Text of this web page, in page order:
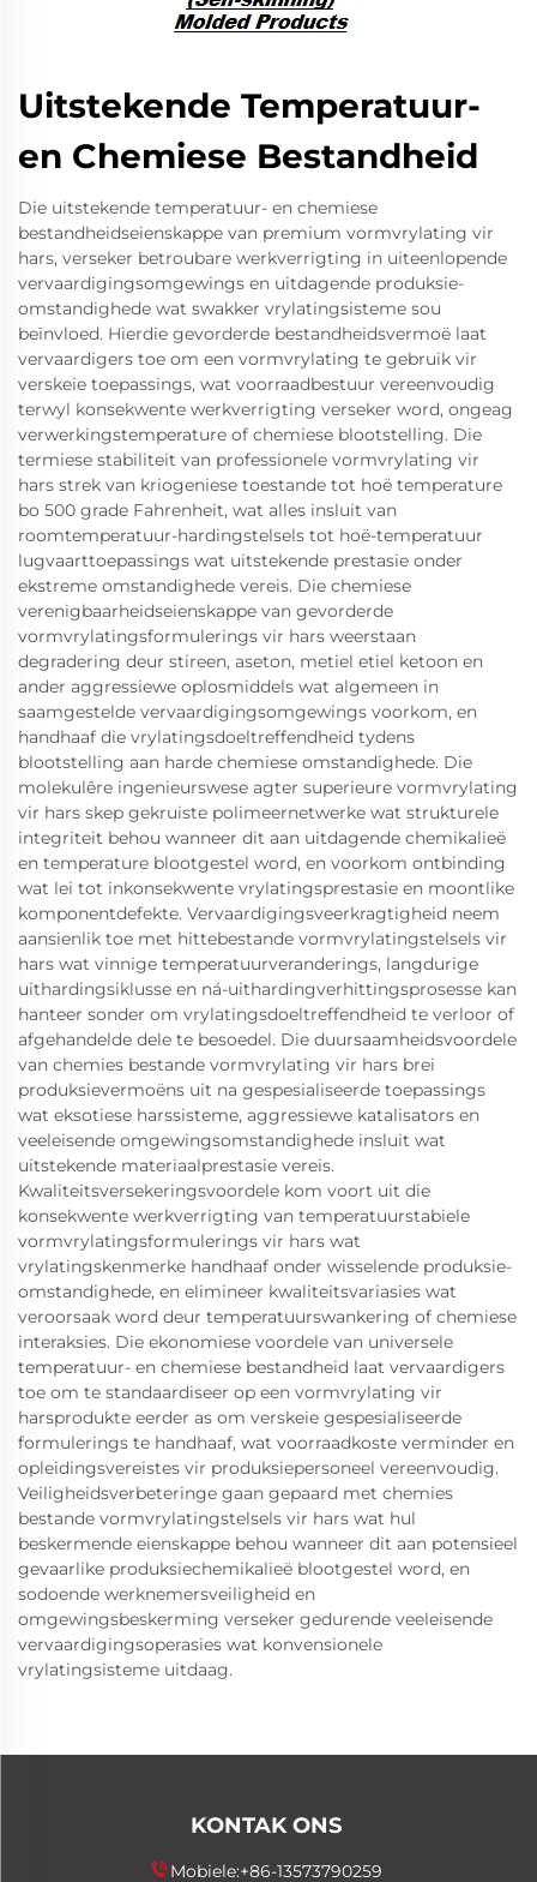
Uitstekende Temperatuur-
en Chemiese Bestandheid
Die uitstekende temperatuur- en chemiese
bestandheidseienskappe van premium vormvrylating vir
hars, verseker betroubare werkverrigting in uiteenlopende
vervaardigingsomgewings en uitdagende produksie-
omstandighede wat swakker vrylatingsisteme sou
beïnvloed. Hierdie gevorderde bestandheidsvermoë laat
vervaardigers toe om een vormvrylating te gebruik vir
verskeie toepassings, wat voorraadbestuur vereenvoudig
terwyl konsekwente werkverrigting verseker word, ongeag
verwerkingstemperature of chemiese blootstelling. Die
termiese stabiliteit van professionele vormvrylating vir
hars strek van kriogeniese toestande tot hoë temperature
bo 500 grade Fahrenheit, wat alles insluit van
roomtemperatuur-hardingstelsels tot hoë-temperatuur
lugvaarttoepassings wat uitstekende prestasie onder
ekstreme omstandighede vereis. Die chemiese
verenigbaarheidseienskappe van gevorderde
vormvrylatingsformulerings vir hars weerstaan
degradering deur stireen, aseton, metiel etiel ketoon en
ander aggressiewe oplosmiddels wat algemeen in
saamgestelde vervaardigingsomgewings voorkom, en
handhaaf die vrylatingsdoeltreffendheid tydens
blootstelling aan harde chemiese omstandighede. Die
molekulêre ingenieurswese agter superieure vormvrylating
vir hars skep gekruiste polimeernetwerke wat strukturele
integriteit behou wanneer dit aan uitdagende chemikalieë
en temperature blootgestel word, en voorkom ontbinding
wat lei tot inkonsekwente vrylatingsprestasie en moontlike
komponentdefekte. Vervaardigingsveerkragtigheid neem
aansienlik toe met hittebestande vormvrylatingstelsels vir
hars wat vinnige temperatuurveranderings, langdurige
uithardingsiklusse en ná-uithardingverhittingsprosesse kan
hanteer sonder om vrylatingsdoeltreffendheid te verloor of
afgehandelde dele te besoedel. Die duursaamheidsvoordele
van chemies bestande vormvrylating vir hars brei
produksievermoëns uit na gespesialiseerde toepassings
wat eksotiese harssisteme, aggressiewe katalisators en
veeleisende omgewingsomstandighede insluit wat
uitstekende materiaalprestasie vereis.
Kwaliteitsversekeringsvoordele kom voort uit die
konsekwente werkverrigting van temperatuurstabiele
vormvrylatingsformulerings vir hars wat
vrylatingskenmerke handhaaf onder wisselende produksie-
omstandighede, en elimineer kwaliteitsvariasies wat
veroorsaak word deur temperatuurswankering of chemiese
interaksies. Die ekonomiese voordele van universele
temperatuur- en chemiese bestandheid laat vervaardigers
toe om te standaardiseer op een vormvrylating vir
harsprodukte eerder as om verskeie gespesialiseerde
formulerings te handhaaf, wat voorraadkoste verminder en
opleidingsvereistes vir produksiepersoneel vereenvoudig.
Veiligheidsverbeteringe gaan gepaard met chemies
bestande vormvrylatingstelsels vir hars wat hul
beskermende eienskappe behou wanneer dit aan potensieel
gevaarlike produksiechemikalieë blootgestel word, en
sodoende werknemersveiligheid en
omgewingsbeskerming verseker gedurende veeleisende
vervaardigingsoperasies wat konvensionele
vrylatingsisteme uitdaag.
KONTAK ONS
Mobiele:+86-13573790259